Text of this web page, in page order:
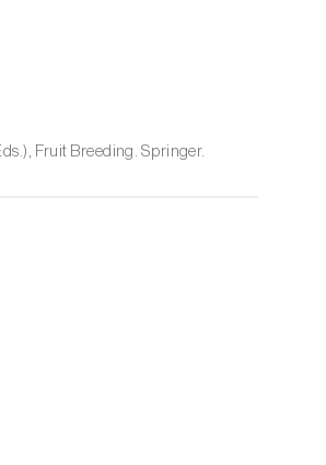
Fruit Breeding. Springer.